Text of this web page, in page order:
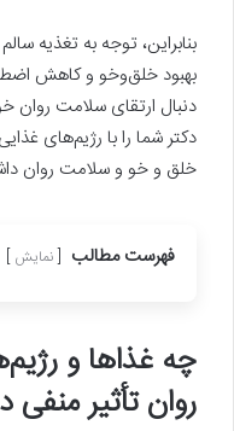
بنابراین، توجه به تغذیه
بهبود خلق‌وخو و کاهش
دنبال ارتقای سلامت روان
دکتر شما را با رژیم‌های
خلق و خو و سلامت روان
فهرست مطالب نمایش
چه غذاها و
روان تأثیر منفی